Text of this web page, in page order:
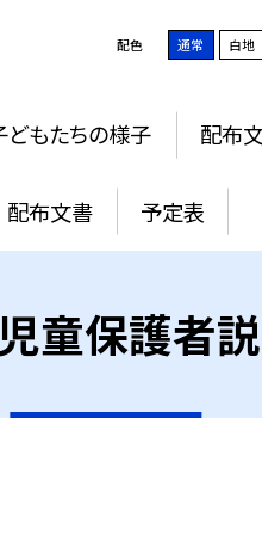
配色 通常 白地
どもたちの様子 配布
配布文書 予定表
童保護者